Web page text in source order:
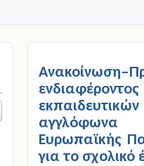
αγγλόφωνα
Ευρωπαϊκής
για το σχολικό